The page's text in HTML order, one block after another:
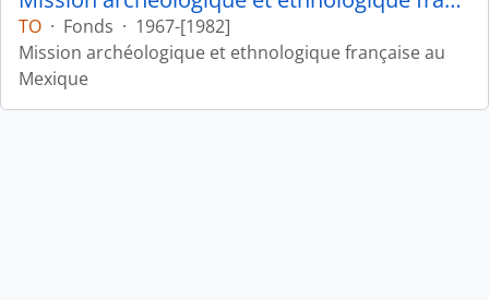
TO · Fonds · 1967-[1982]
Mission archéologique et ethnologique française au
Mexique